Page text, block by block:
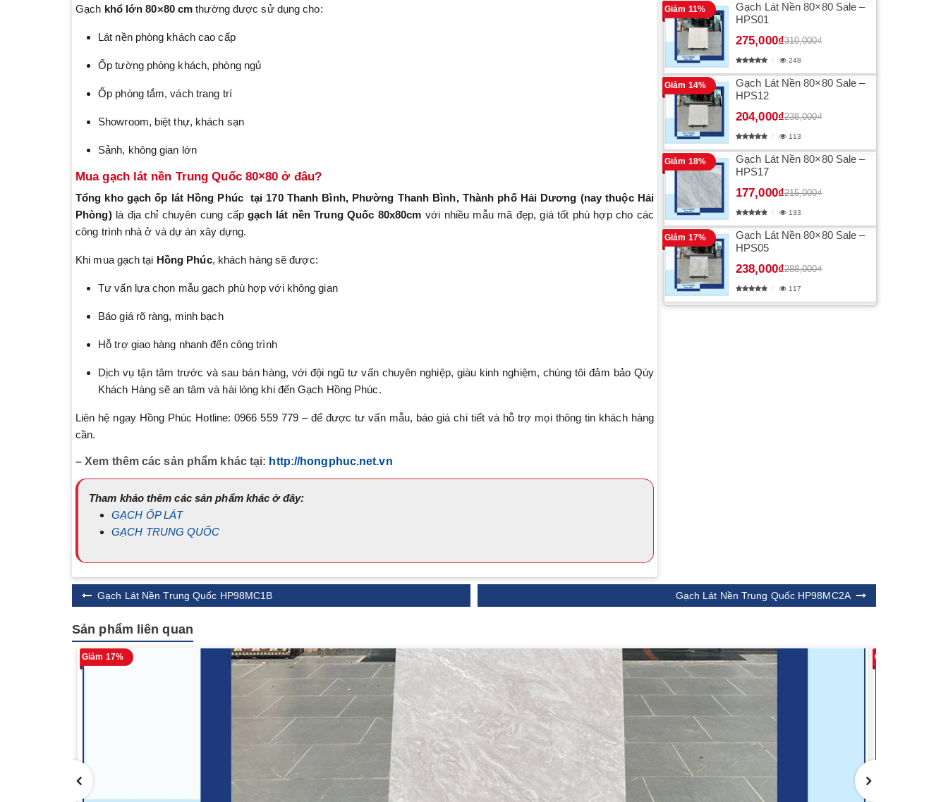
Gạch khổ lớn 80×80 cm thường được sử dụng cho:
Lát nền phòng khách cao cấp
Ốp tường phòng khách, phòng ngủ
Ốp phòng tắm, vách trang trí
Showroom, biệt thự, khách sạn
Sảnh, không gian lớn
Mua gạch lát nền Trung Quốc 80×80 ở đâu?
Tổng kho gạch ốp lát Hồng Phúc tại 170 Thanh Bình, Phường Thanh Bình, Thành phố Hải Dương (nay thuộc Hải
Phòng) là địa chỉ chuyên cung cấpgạch lát nền Trung Quốc 80x80cm với nhiều mẫu mã đẹp, giá tốt phù hợp cho các
công trình nhà ở và dự án xây dựng.
Khi mua gạch tại Hồng Phúc, khách hàng sẽ được:
Tư vấn lựa chọn mẫu gạch phù hợp với không gian
Báo giá rõ ràng, minh bạch
Hỗ trợ giao hàng nhanh đến công trình
Dịch vụ tận tâm trước và sau bán hàng, với đội ngũ tư vấn chuyên nghiệp, giàu kinh nghiệm, chúng tôi đảm bảo Qúy
Khách Hàng sẽ an tâm và hài lòng khi đến Gạch Hồng Phúc.
Liên hệ ngay Hồng Phúc Hotline: 0966 559 779 – để được tư vấn mẫu, báo giá chi tiết và hỗ trợ mọi thông tin khách hàng
cần.
– Xem thêm các sản phẩm khác tại: http://hongphuc.net.vn
Tham khảo thêm các sản phẩm khác ở đây:
GẠCH ỐP LÁT
GẠCH TRUNG QUỐC
Gạch Lát Nền 80×80 Sale –
HPS01
275,000₫310,000₫
Giảm 11%
248
Gạch Lát Nền 80×80 Sale –
HPS12
204,000₫238,000₫
Giảm 14%
113
Gạch Lát Nền 80×80 Sale –
HPS17
177,000₫215,000₫
Giảm 18%
133
Gạch Lát Nền 80×80 Sale –
HPS05
238,000₫288,000₫
Giảm 17%
117
Gạch Lát Nền Trung Quốc HP98MC1B Gạch Lát Nền Trung Quốc HP98MC2A
Sản phẩm liên quan
Giảm 17% Giảm 11%